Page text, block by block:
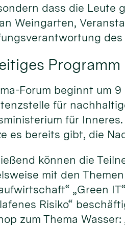
dass die Leute
Weingarten,
des
Programm
Forum beginnt um
für
für
es bereits gibt, die
können die
mit den
„Green
Risiko“
zum Thema